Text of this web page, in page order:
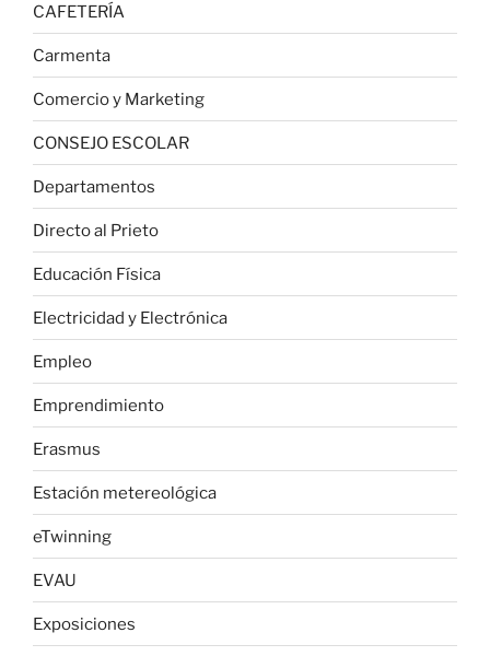
CAFETERÍA
Carmenta
Comercio y Marketing
CONSEJO ESCOLAR
Departamentos
Directo al Prieto
Educación Física
Electricidad y Electrónica
Empleo
Emprendimiento
Erasmus
Estación metereológica
eTwinning
EVAU
Exposiciones